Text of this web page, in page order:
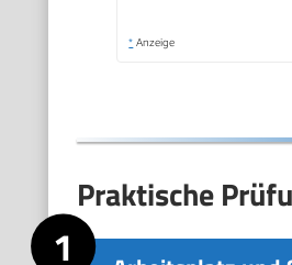
* Anzeige
Praktische